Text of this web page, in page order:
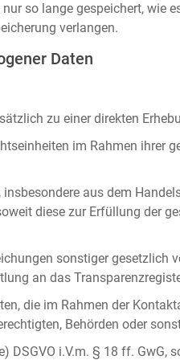
so lange gespeichert,
verlangen.
Daten
zu einer direkten
im Rahmen ihrer
aus dem
diese zur Erfüllung der
sonstiger gesetzlich
an das
die im Rahmen der
Behörden oder
DSGVO i.V.m. § 18 ff. GwG,